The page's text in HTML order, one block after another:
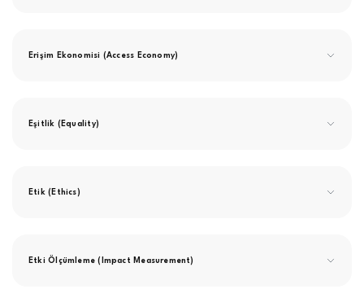
Erişim Ekonomisi (Access Economy)
Eşitlik (Equality)
Etik (Ethics)
Etki Ölçümleme (Impact Measurement)